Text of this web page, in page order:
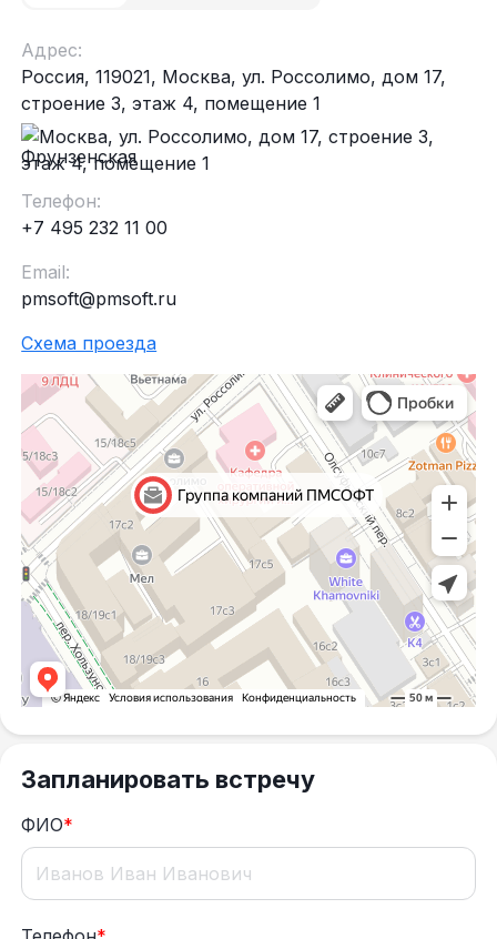
Адрес:
Россия, 119021, Москва, ул. Россолимо, дом 17,
строение 3, этаж 4, помещение 1
Фрунзенская
Телефон:
+7 495 232 11 00
Email:
pmsoft@pmsoft.ru
Схема проезда
Запланировать встречу
ФИО*